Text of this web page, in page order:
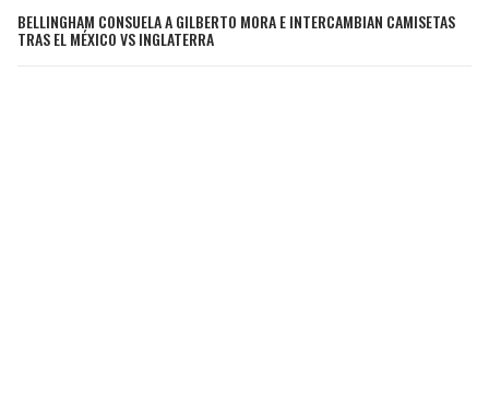
BELLINGHAM CONSUELA A GILBERTO MORA E INTERCAMBIAN CAMISETAS
TRAS EL MÉXICO VS INGLATERRA